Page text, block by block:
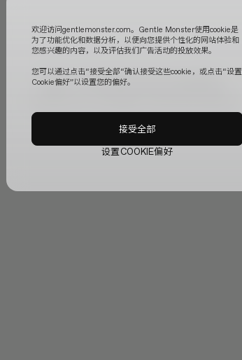
目前，官方网站正在进行临时更新。
欢迎访问gentlemonster.com。Gentle Monster使用cookie是
为了功能优化和数据分析，以便向您提供个性化的网站体验和
您感兴趣的内容，以及评估我们广告活动的投放效果。
您可以通过点击“接受全部“确认接受这些cookie，或点击“设置
Cookie偏好”以设置您的偏好。
设置COOKIE偏好
接受全部